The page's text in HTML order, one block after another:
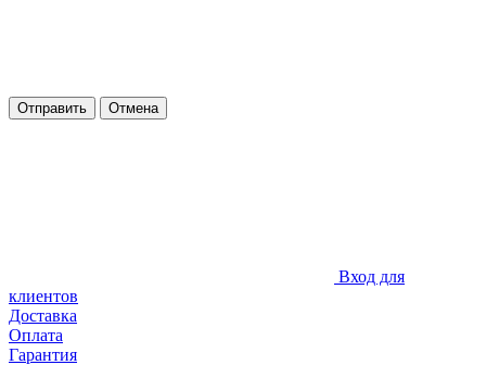
Отправить Отмена
Вход для
клиентов
Доставка
Оплата
Гарантия